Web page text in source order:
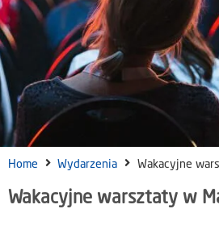
Home Wydarzenia Wakacyjne
Wakacyjne warsztaty w